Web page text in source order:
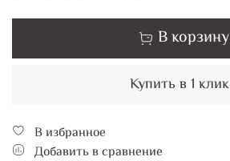
В корзину
Купить в 1 клик
В избранное
Добавить в сравнение